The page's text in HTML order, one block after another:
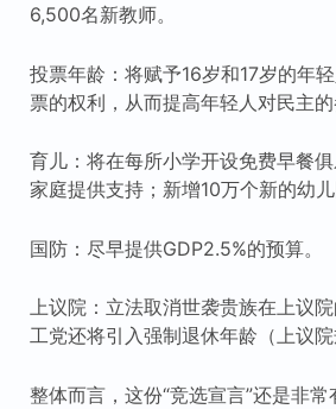
6,500名新教师。
投票年龄：将赋予16岁和17岁的年
票的权利，从而提高年轻人对民主的
育儿：将在每所小学开设免费早餐
家庭提供支持；新增10万个新的幼儿
国防：尽早提供GDP2.5%的预算。
上议院：立法取消世袭贵族在上议院
工党还将引入强制退休年龄（上议院
整体而言，这份“竞选宣言”还是非